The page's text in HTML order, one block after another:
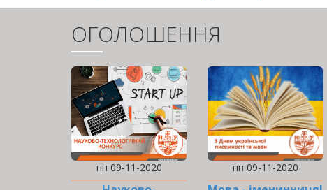
ОГОЛОШЕННЯ
пн 09-11-2020 пн 09-11-2020